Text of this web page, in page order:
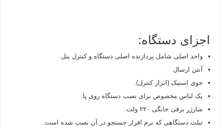
اجزای دستگاه:
واحد اصلی شامل پردازنده اصلی دستگاه و کنترل پنل.
آنتن ارسال
جوی استیک (ابزار کنترل).
یک لباس مخصوص برای نصب دستگاه روی پا.
شارژر برقی خانگی ۲۲۰ ولت.
تبلت دستگاهی که نرم افزار جستجو در آن نصب شده است.